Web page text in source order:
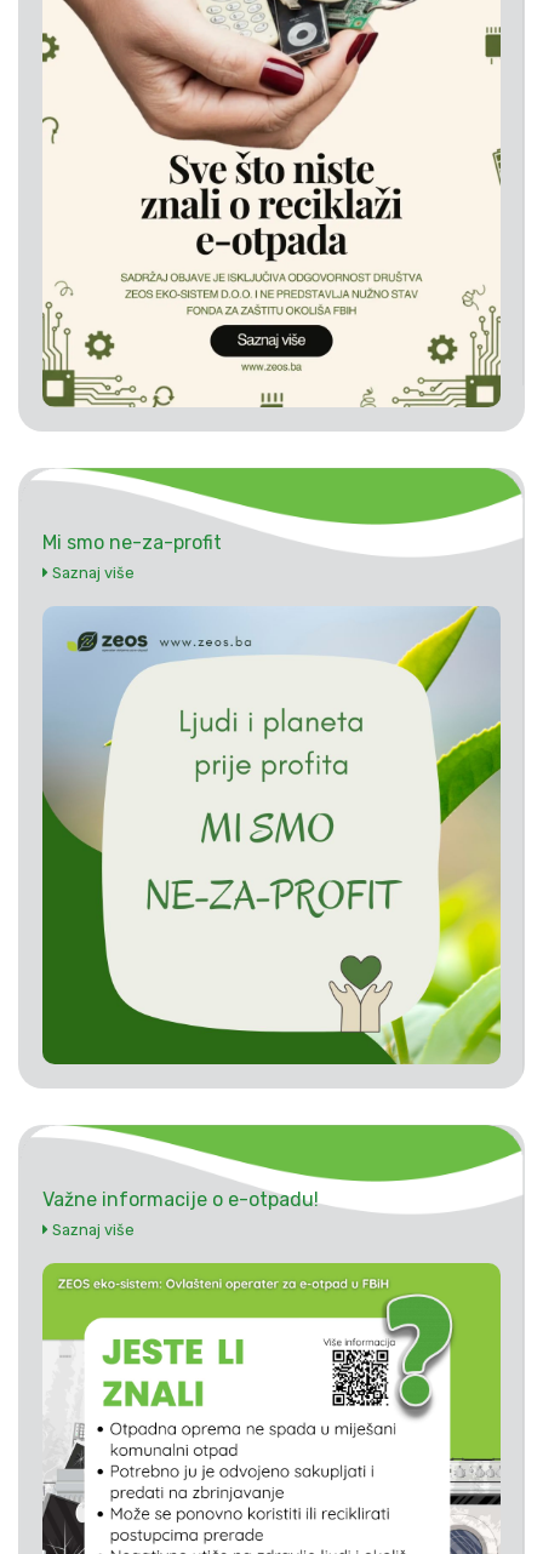
Mi smo ne-za-profit
Saznaj više
Važne informacije o e-otpadu!
Saznaj više